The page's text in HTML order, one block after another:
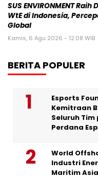
SUS ENVIRONMENT Raih
WtE di Indonesia,
Global
Kamis, 6 Agu 2026 - 12:08 WIB
BERITA POPULER
Esports
Kemitraan
Seluruh
Perdana
World
Industri
Maritim